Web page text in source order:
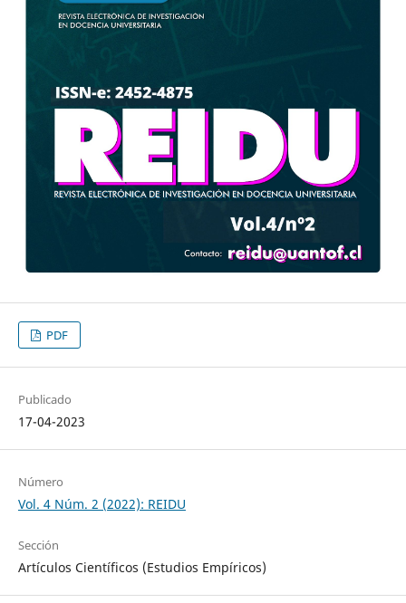
PDF
Publicado
17-04-2023
Número
Vol. 4 Núm. 2 (2022): REIDU
Sección
Artículos Científicos (Estudios Empíricos)